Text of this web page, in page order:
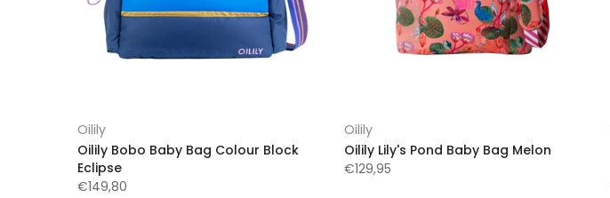
Oilily
Oilily Bobo Baby Bag Colour Block
Eclipse
€149,80
Oilily
Oilily Lily's Pond Baby Bag Melon
€129,95